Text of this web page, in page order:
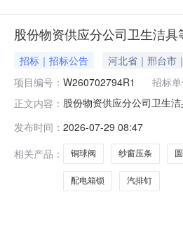
股份物资供应分公司卫生洁
招标｜招标公告 河北省｜邢台市
项目编号： W260702794R1 招标单
正文内容： 股份物资供应分公司卫生
100104684伸缩式马桶进
发布时间： 2026-07-29 08:47
相关产品：
铜球阀 纱窗压条
配电箱锁 汽排钉